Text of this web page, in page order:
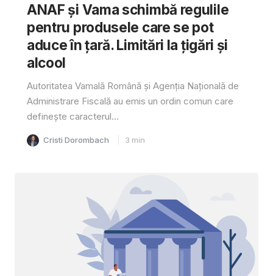
ANAF și Vama schimbă regulile
pentru produsele care se pot
aduce în țară. Limitări la țigări și
alcool
Autoritatea Vamală Română și Agenția Națională de
Administrare Fiscală au emis un ordin comun care
definește caracterul...
Cristi Dorombach 3 min